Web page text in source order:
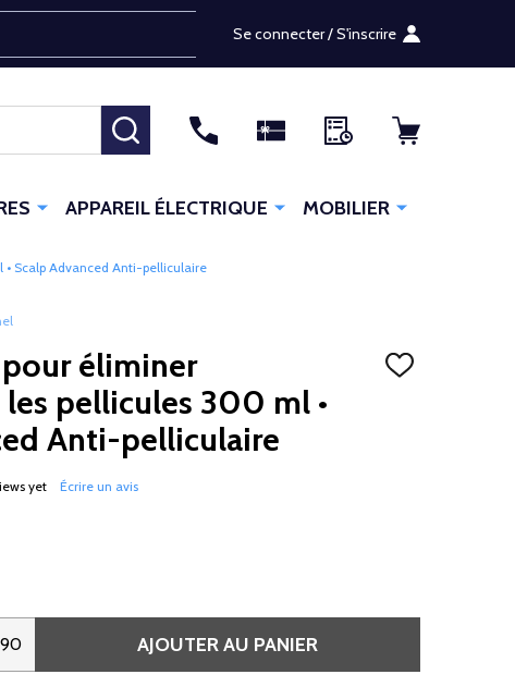
Se connecter / S'inscrire
RECHERCHER
APPAREIL ÉLECTRIQUE MOBILIER
Scalp Advanced Anti-pelliculaire
éliminer
pellicules 300 ml •
Anti-pelliculaire
AJOUTER
yet Écrire un avis
SHAMPOOING POUR ÉLIMINER EFFICACEMENT LES
QUANTITÉ DE SHAMPOOING POUR ÉLIMINER
AJOUTER AU PANIER